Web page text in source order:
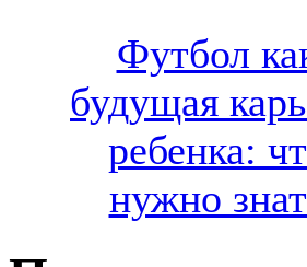
Футбол
будущая
ребенка:
нужно